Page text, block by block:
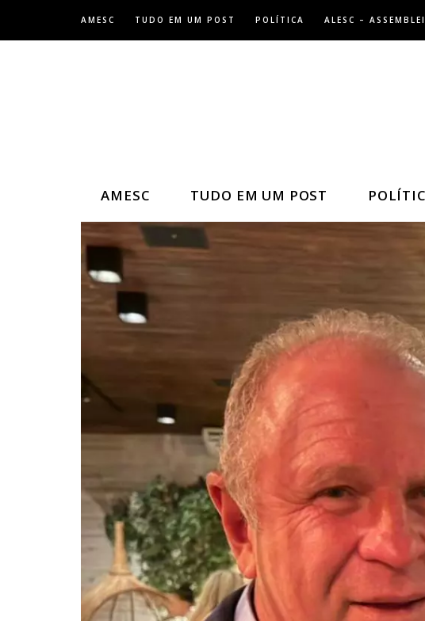
AMESC TUDO EM UM POST POLÍTICA ALESC –
AMESC TUDO EM UM POST